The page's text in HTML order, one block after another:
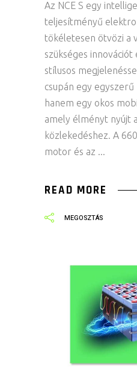
Az NCE S egy
teljesítményű
tökéletesen ötvözi a
szükséges
stílusos
csupán egy
hanem egy okos
amely élményt nyújt
közlekedéshez. A
motor és az
READ MORE